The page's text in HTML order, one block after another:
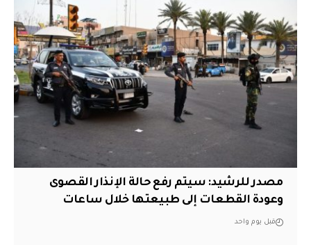
مصدر للرشيد: سيتم رفع حالة الإنذار القصوى
وعودة القطعات إلى طبيعتها خلال ساعات
قبل يوم واحد